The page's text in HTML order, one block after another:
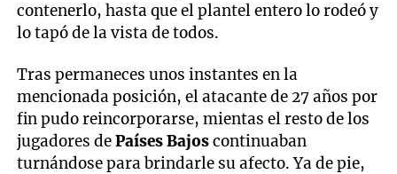
contenerlo, hasta que el plantel entero lo rodeó y
lo tapó de la vista de todos.
Tras permaneces unos instantes en la
mencionada posición, el atacante de 27 años por
fin pudo reincorporarse, mientas el resto de los
jugadores dePaíses Bajoscontinuaban
turnándose para brindarle su afecto. Ya de pie,